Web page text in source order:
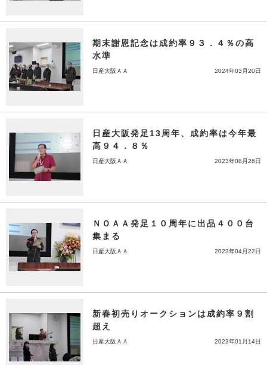
期末謝恩記念は成約率９３．４％の高
水準
日産大阪ＡＡ 2024年03月20日
日産大阪発足13周年、成約率は今年最
高９４．８％
日産大阪ＡＡ 2023年08月26日
ＮＯＡＡ発足１０周年に出品４００台
集まる
日産大阪ＡＡ 2023年04月22日
新春初売りオークションは成約率９割
超え
日産大阪ＡＡ 2023年01月14日